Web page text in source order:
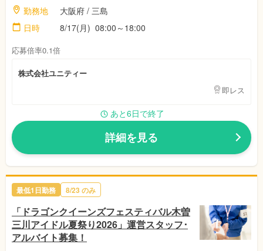
勤務地 大阪府 / 三島
日時
8/17(月) 08:00～18:00
応募倍率0.1倍
株式会社ユニティー
即レス
あと6日で終了
詳細を見る
最低1日勤務 8/23 のみ
「ドラゴンクイーンズフェスティバル木曽
三川アイドル夏祭り2026」運営スタッフ･
アルバイト募集！